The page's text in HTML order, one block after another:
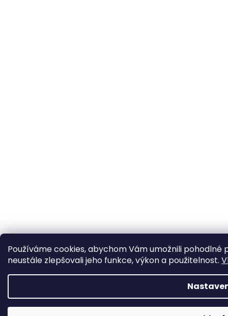
Používáme cookies, abychom Vám umožnili
neustále zlepšovali jeho funkce, výkon a použitelnost.